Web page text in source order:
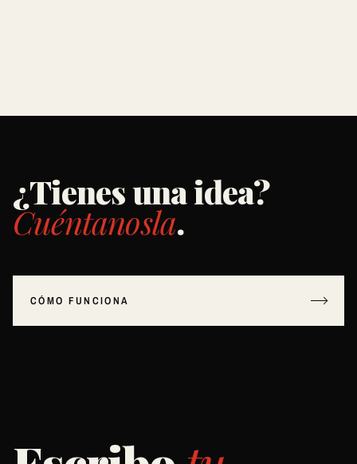
¿Tienes una idea?
Cuéntanosla.
CÓMO FUNCIONA